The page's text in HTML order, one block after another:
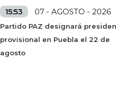
15:53 07 - AGOSTO - 2026
Partido PAZ designará
provisional en Puebla el 22 de
agosto